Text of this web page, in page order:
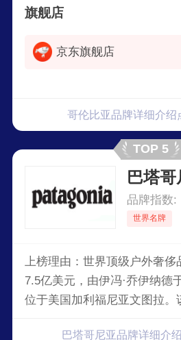
旗舰店
京东旗舰店
哥伦比亚品牌详细介绍
TOP 5
巴塔哥
品牌指数:
世界名牌
上榜理由：世界顶级户外奢
7.5亿美元，由伊冯·乔伊纳德
位于美国加利福尼亚文图拉。
巴塔哥尼亚品牌详细介